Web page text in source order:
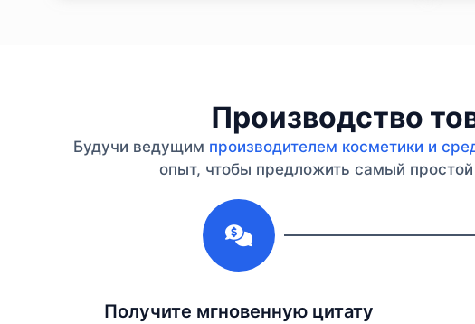
Производство
Будучи ведущим производителем косметики и
опыт, чтобы предложить самый простой
Получите мгновенную цитату